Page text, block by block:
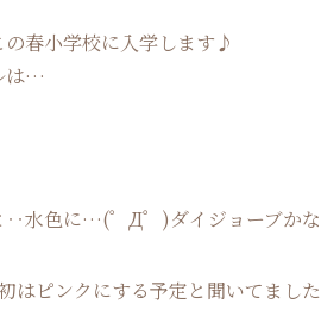
の春小学校に入学します♪
は…
‥水色に…(゜Д゜)ダイジョーブか
はピンクにする予定と聞いてまし